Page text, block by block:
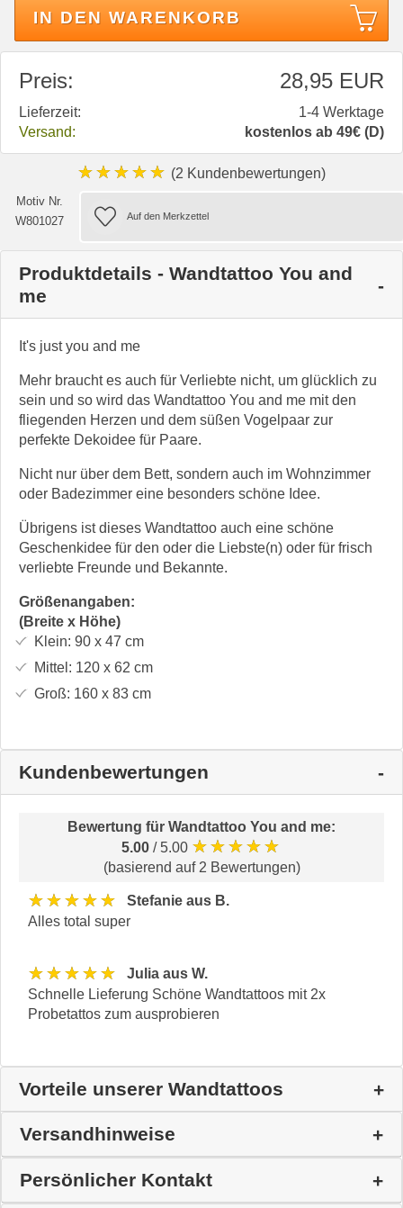
IN DEN WARENKORB
Preis: 28,95 EUR
Lieferzeit:
1-4 Werktage
Versand:
kostenlos ab 49€ (D)
★★★★★ (2 Kundenbewertungen)
Motiv Nr.
W801027
Produktdetails - Wandtattoo You and
me
It's just you and me
Mehr braucht es auch für Verliebte nicht, um glücklich zu
sein und so wird das Wandtattoo You and me mit den
fliegenden Herzen und dem süßen Vogelpaar zur
perfekte Dekoidee für Paare.
Nicht nur über dem Bett, sondern auch im Wohnzimmer
oder Badezimmer eine besonders schöne Idee.
Übrigens ist dieses Wandtattoo auch eine schöne
Geschenkidee für den oder die Liebste(n) oder für frisch
verliebte Freunde und Bekannte.
Größenangaben:
(Breite x Höhe)
Klein: 90 x 47 cm
Mittel: 120 x 62 cm
Groß: 160 x 83cm
Kundenbewertungen
Bewertung für Wandtattoo You and me:
5.00 / 5.00 ★★★★★
(basierend auf 2 Bewertungen)
★★★★★
Stefanie aus B.
Alles total super
★★★★★
Julia aus W.
Schnelle Lieferung Schöne Wandtattoos mit 2x
Probetattos zum ausprobieren
Vorteile unserer Wandtattoos
Versandhinweise
Persönlicher Kontakt